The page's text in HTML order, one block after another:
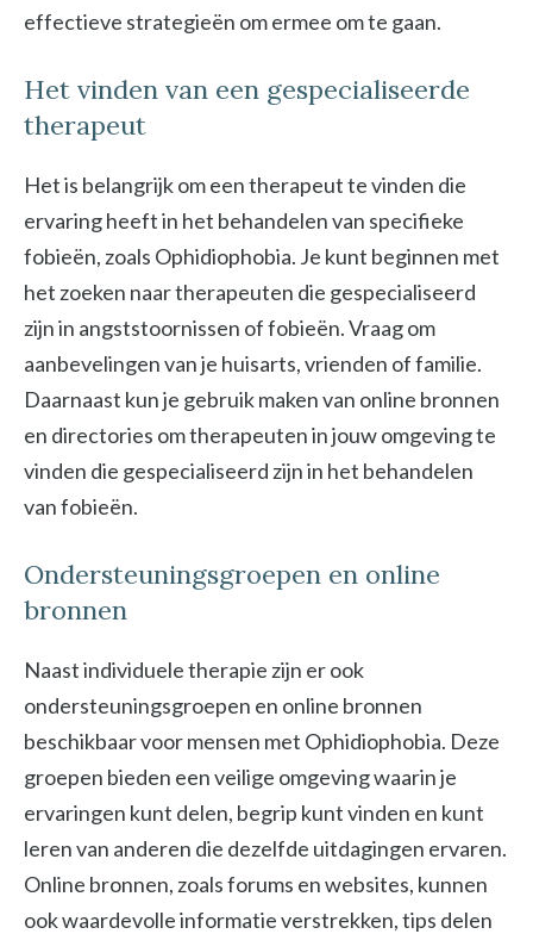
effectieve strategieën om ermee om te gaan.
Het vinden van een gespecialiseerde
therapeut
Het is belangrijk om een therapeut te vinden die
ervaring heeft in het behandelen van specifieke
fobieën, zoals Ophidiophobia. Je kunt beginnen met
het zoeken naar therapeuten die gespecialiseerd
zijn in angststoornissen of fobieën. Vraag om
aanbevelingen van je huisarts, vrienden of familie.
Daarnaast kun je gebruik maken van online bronnen
en directories om therapeuten in jouw omgeving te
vinden die gespecialiseerd zijn in het behandelen
van fobieën.
Ondersteuningsgroepen en online
bronnen
Naast individuele therapie zijn er ook
ondersteuningsgroepen en online bronnen
beschikbaar voor mensen met Ophidiophobia. Deze
groepen bieden een veilige omgeving waarin je
ervaringen kunt delen, begrip kunt vinden en kunt
leren van anderen die dezelfde uitdagingen ervaren.
Online bronnen, zoals forums en websites, kunnen
ook waardevolle informatie verstrekken, tips delen